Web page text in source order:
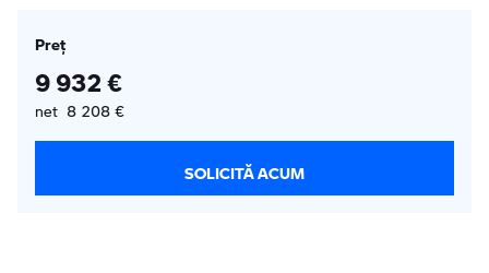
Preţ
9 932 €
net 8 208 €
SOLICITĂ ACUM